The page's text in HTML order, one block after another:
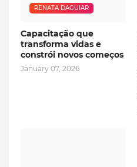
RENATA DAGUIAR
Capacitação que
transforma vidas e
constrói novos começos
January 07, 2026